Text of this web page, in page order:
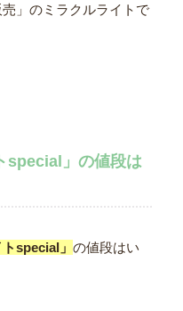
」のミラクルライトで
special」の値段は
special」 の値段はい